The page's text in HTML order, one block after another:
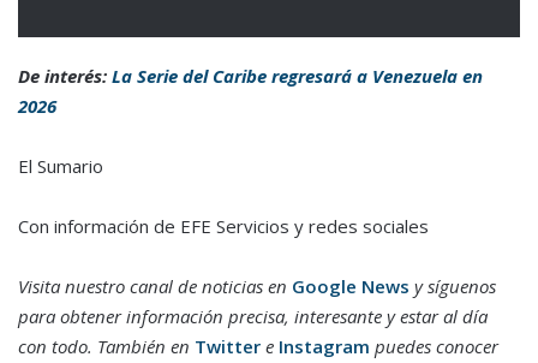
De interés: La Serie del Caribe regresará a Venezuela en
2026
El Sumario
Con información de EFE Servicios y redes sociales
Visita nuestro canal de noticias en Google News y síguenos
para obtener información precisa, interesante y estar al día
con todo. También en Twitter e Instagram puedes conocer